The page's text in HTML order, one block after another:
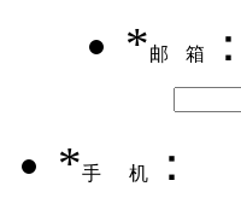
*邮箱 ：
*手机 ：